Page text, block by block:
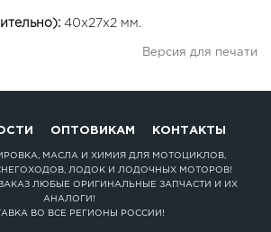
40x27x2 мм.
Версия для печати
ОПТОВИКАМ КОНТАКТЫ
МАСЛА И ХИМИЯ ДЛЯ МОТОЦИКЛОВ,
ЛОДОК И ЛОДОЧНЫХ МОТОРОВ!
ЛЮБЫЕ ОРИГИНАЛЬНЫЕ ЗАПЧАСТИ И ИХ
АНАЛОГИ!
ВО ВСЕ РЕГИОНЫ РОССИИ!